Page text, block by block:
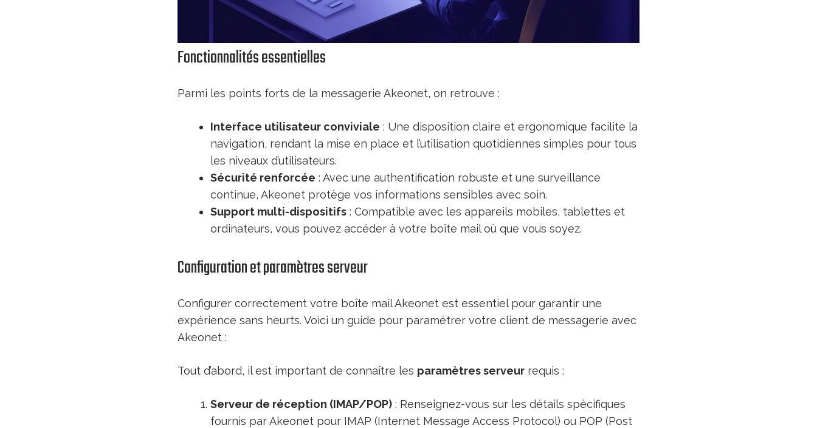
Fonctionnalités essentielles
Parmi les points forts de la messagerie Akeonet, on retrouve :
Interface utilisateur conviviale : Une disposition claire et ergonomique facilite la
navigation, rendant la mise en place et l’utilisation quotidiennes simples pour tous
les niveaux d’utilisateurs.
Sécurité renforcée : Avec une authentification robuste et une surveillance
continue, Akeonet protège vos informations sensibles avec soin.
Support multi-dispositifs : Compatible avec les appareils mobiles, tablettes et
ordinateurs, vous pouvez accéder à votre boîte mail où que vous soyez.
Configuration et paramètres serveur
Configurer correctement votre boîte mail Akeonet est essentiel pour garantir une
expérience sans heurts. Voici un guide pour paramétrer votre client de messagerie avec
Akeonet :
Tout d’abord, il est important de connaître les paramètres serveur requis :
Serveur de réception (IMAP/POP) : Renseignez-vous sur les détails spécifiques
fournis par Akeonet pour IMAP (Internet Message Access Protocol) ou POP (Post